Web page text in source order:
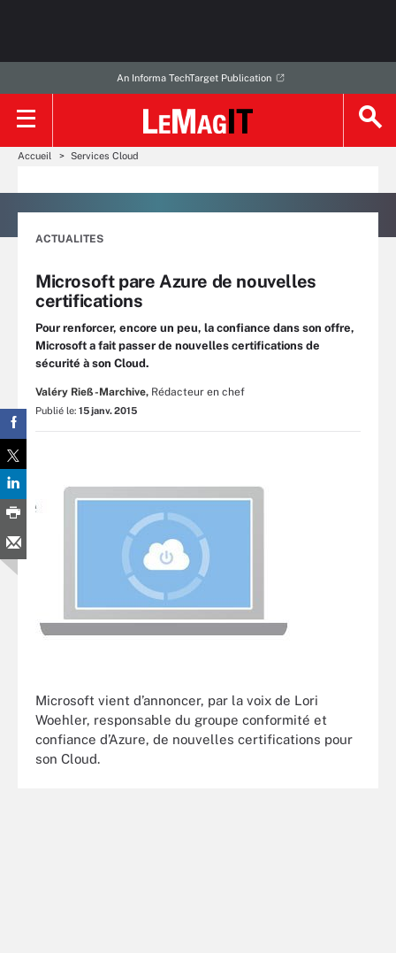
An Informa TechTarget Publication
Accueil Services Cloud
ACTUALITES
Microsoft pare Azure de nouvelles
certifications
Pour renforcer, encore un peu, la confiance dans son offre,
Microsoft a fait passer de nouvelles certifications de
sécurité à son Cloud.
Valéry Rieß-Marchive, Rédacteur en chef
Publié le: 15 janv. 2015
Microsoft vient d’annoncer, par la voix de Lori
Woehler, responsable du groupe conformité et
confiance d’Azure, de nouvelles certifications pour
son Cloud.